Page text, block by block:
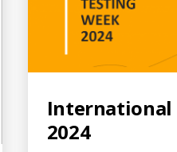
Categories
A
L
L
-
International
2024